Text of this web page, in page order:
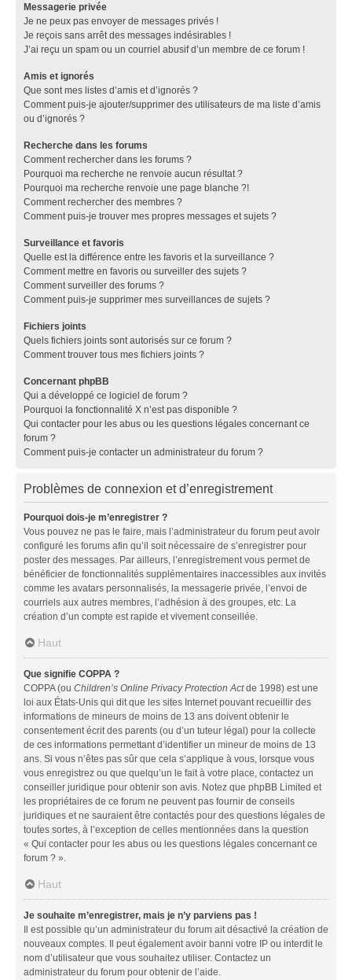
Messagerie privée
Je ne peux pas envoyer de messages privés !
Je reçois sans arrêt des messages indésirables !
J’ai reçu un spam ou un courriel abusif d’un membre de ce forum !
Amis et ignorés
Que sont mes listes d’amis et d’ignorés ?
Comment puis-je ajouter/supprimer des utilisateurs de ma liste d’amis
ou d’ignorés ?
Recherche dans les forums
Comment rechercher dans les forums ?
Pourquoi ma recherche ne renvoie aucun résultat ?
Pourquoi ma recherche renvoie une page blanche ?!
Comment rechercher des membres ?
Comment puis-je trouver mes propres messages et sujets ?
Surveillance et favoris
Quelle est la différence entre les favoris et la surveillance ?
Comment mettre en favoris ou surveiller des sujets ?
Comment surveiller des forums ?
Comment puis-je supprimer mes surveillances de sujets ?
Fichiers joints
Quels fichiers joints sont autorisés sur ce forum ?
Comment trouver tous mes fichiers joints ?
Concernant phpBB
Qui a développé ce logiciel de forum ?
Pourquoi la fonctionnalité X n’est pas disponible ?
Qui contacter pour les abus ou les questions légales concernant ce
forum ?
Comment puis-je contacter un administrateur du forum ?
Problèmes de connexion et d’enregistrement
Pourquoi dois-je m’enregistrer ?
Vous pouvez ne pas le faire, mais l’administrateur du forum peut avoir
configuré les forums afin qu’il soit nécessaire de s’enregistrer pour
poster des messages. Par ailleurs, l’enregistrement vous permet de
bénéficier de fonctionnalités supplémentaires inaccessibles aux invités
comme les avatars personnalisés, la messagerie privée, l’envoi de
courriels aux autres membres, l’adhésion à des groupes, etc. La
création d’un compte est rapide et vivement conseillée.
Haut
Que signifie COPPA ?
COPPA (ou Children’s Online Privacy Protection Actde 1998) est une
loi aux États-Unis qui dit que les sites Internet pouvant recueillir des
informations de mineurs de moins de 13 ans doivent obtenir le
consentement écrit des parents (ou d’un tuteur légal) pour la collecte
de ces informations permettant d’identifier un mineur de moins de 13
ans. Si vous n’êtes pas sûr que cela s’applique à vous, lorsque vous
vous enregistrez ou que quelqu’un le fait à votre place, contactez un
conseiller juridique pour obtenir son avis. Notez que phpBB Limited et
les propriétaires de ce forum ne peuvent pas fournir de conseils
juridiques et ne sauraient être contactés pour des questions légales de
toutes sortes, à l’exception de celles mentionnées dans la question
« Qui contacter pour les abus ou les questions légales concernant ce
forum ? ».
Haut
Je souhaite m’enregistrer, mais je n’y parviens pas !
Il est possible qu’un administrateur du forum ait désactivé la création de
nouveaux comptes. Il peut également avoir banni votre IP ou interdit le
nom d’utilisateur que vous souhaitez utiliser. Contactez un
administrateur du forum pour obtenir de l’aide.